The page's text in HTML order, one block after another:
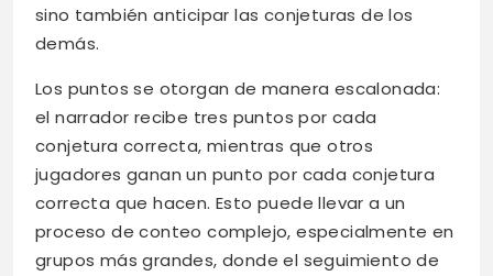
sino también anticipar las conjeturas de los
demás.
Los puntos se otorgan de manera escalonada:
el narrador recibe tres puntos por cada
conjetura correcta, mientras que otros
jugadores ganan un punto por cada conjetura
correcta que hacen. Esto puede llevar a un
proceso de conteo complejo, especialmente en
grupos más grandes, donde el seguimiento de